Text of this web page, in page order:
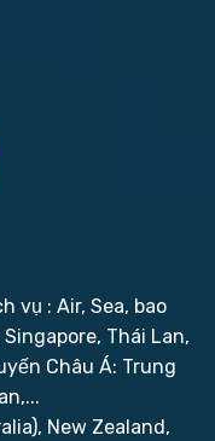
vụ : Air, Sea, bao
Thái Lan,
Châu Á: Trung
New Zealand,